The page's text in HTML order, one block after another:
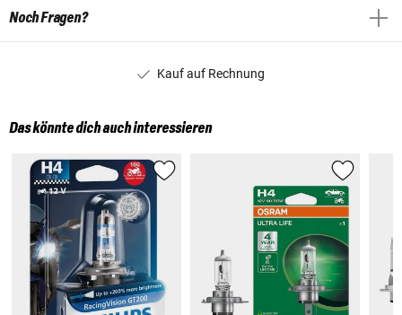
Noch Fragen?
Kauf auf Rechnung
Das könnte dich auch interessieren